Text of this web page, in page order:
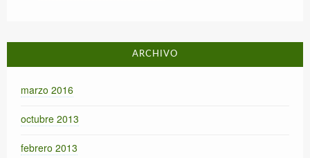
ARCHIVO
marzo 2016
octubre 2013
febrero 2013